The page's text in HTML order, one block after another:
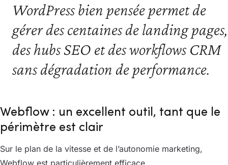
WordPress bien pensée permet de
gérer des centaines de landing pages,
des hubs SEO et des workflows CRM
sans dégradation de performance.
Webflow : un excellent outil, tant que le
périmètre est clair
Sur le plan de la vitesse et de l’autonomie marketing,